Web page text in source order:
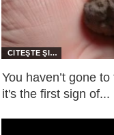
You haven’t gone
it's the first sign of...